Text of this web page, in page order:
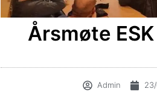
Årsmøte
Admin